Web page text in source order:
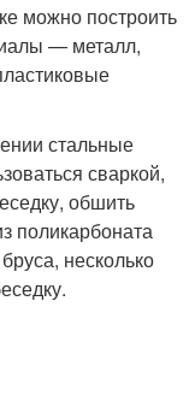
можно построить
— металл,
стальные
сваркой,
обшить
поликарбоната
несколько